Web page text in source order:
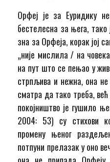
Орфеј је за Еуридику
бестелесна за њега,
зна за Орфеја, корак јој
„није мислила / на
на пут што се пењао у
стрпљива и нежна, она
сматра да тако треба,
покојништво је гушило
2004: 53) су стихови
промену њеног
потпуни прелазак у оно